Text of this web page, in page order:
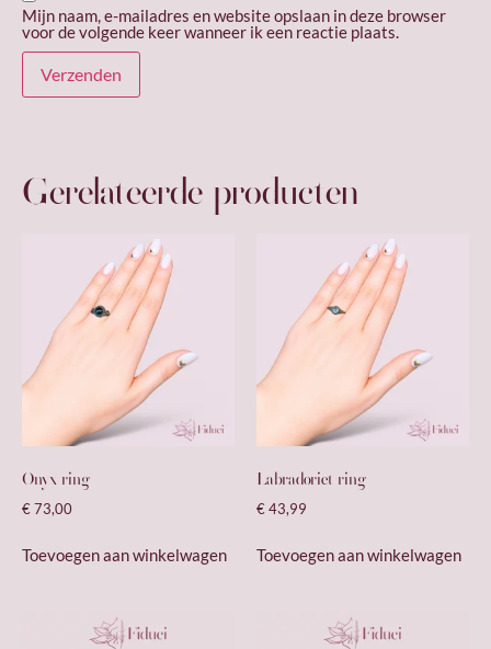
Mijn naam, e-mailadres en website opslaan in deze browser
voor de volgende keer wanneer ik een reactie plaats.
Gerelateerde producten
Onyx ring
€73,00
Toevoegen aan winkelwagen
Labradoriet ring
€43,99
Toevoegen aan winkelwagen